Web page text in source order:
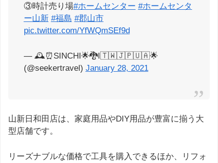
③時計売り場#ホームセンター #ホームセンタ
ー山新 #福島 #郡山市
pic.twitter.com/YfWQmSEf9d
— 🕰⏰SINCHI🌟🐉I🇹🇼🇯🇵🇺🇦🌟
(@seekertravel) January 28, 2021
山新日和田店は、家庭用品やDIY用品が豊富に揃う大
型店舗です。
リーズナブルな価格で工具を購入できるほか、リフォ